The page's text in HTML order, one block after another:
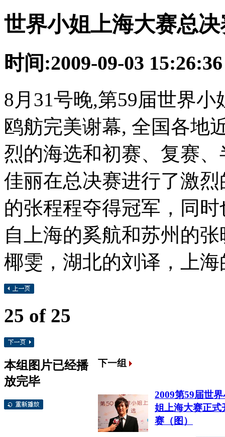
世界小姐上海大赛总
时间:2009-09-03
8月31号晚,第59届世界
鸥舫完美谢幕, 全国各地
烈的海选和初赛、复赛
佳丽在总决赛进行了激
的张程程夺得冠军，同
自上海的奚航和苏州的
椰雯，湖北的刘译，上
25 of 25
本组图片已经播
放完毕
下一组
2009第59届世
姐上海大赛正式
赛（图）